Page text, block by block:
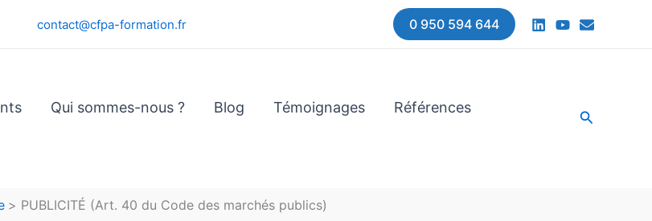
contact@cfpa-formation.fr 0 950 594 644
Qui sommes-nous ? Blog Témoignages
Références
PUBLICITÉ (Art. 40 du Code des marchés publics)